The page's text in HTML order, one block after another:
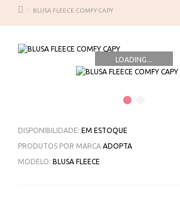
BLUSA FLEECE COMFY CAPY
LOADING...
DISPONIBILIDADE: EM ESTOQUE
PRODUTOS POR MARCA ADOPTA
MODELO: BLUSA FLEECE